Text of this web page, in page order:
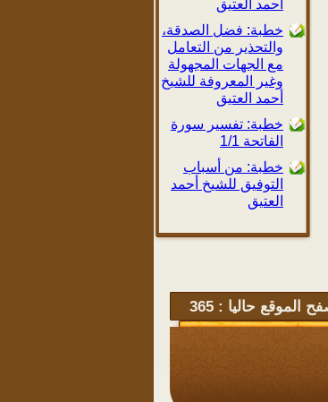
أحمد العتيق
خطبة: فضل الصدقة،
والتحذير من التعامل
مع الجهات المجهولة
وغير المعروفة للشيخ
أحمد العتيق
خطبة: تفسير سورة
الفاتحة 1/1
خطبة: من أسباب
التوفيق للشيخ أحمد
العتيق